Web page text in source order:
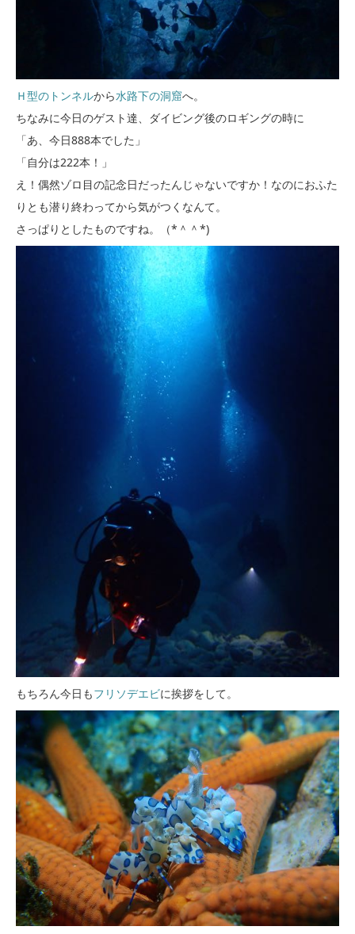
Ｈ型のトンネルから水路下の洞窟へ。
ちなみに今日のゲスト達、ダイビング後のロギングの時に
「あ、今日888本でした」
「自分は222本！」
え！偶然ゾロ目の記念日だったんじゃないですか！なのにおふた
りとも潜り終わってから気がつくなんて。
さっぱりとしたものですね。（*＾＾*)
もちろん今日もフリソデエビに挨拶をして。